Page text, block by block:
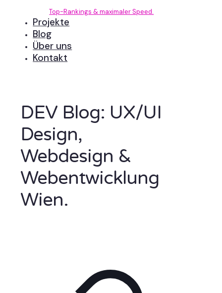
Top-Rankings & maximaler Speed.
Projekte
Blog
Über uns
Kontakt
DEV Blog: UX/UI
Design,
Webdesign &
Webentwicklung
Wien.